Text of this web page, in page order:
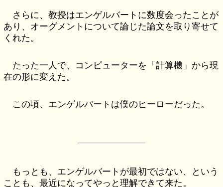
さらに、教授はエンゲルバートに数度会ったことが
あり、オーグメントについて論じた論文を取り寄せて
くれた。
たった一人で、コンピューターを「計算機」から現
在の形に変えた。
この頃、エンゲルバートは僕のヒーローだった。
もっとも、エンゲルバートが最初ではない、という
ことも、最近になってやっと理解できて来た。